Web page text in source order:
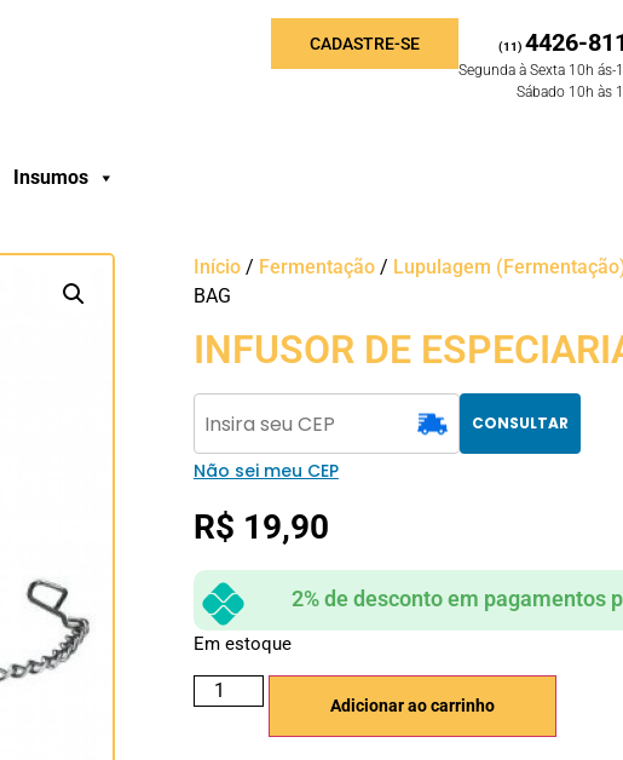
CADASTRE-SE (11) 4426-
Segunda à Sexta 10h ás-
Sábado 10h às
Insumos
Início/ Fermentação/ Lupulagem
BAG
INFUSOR DE
CONSULTAR
Não sei meu CEP
R$ 19,90
2% de desconto em pagamentos
Em estoque
Adicionar ao carrinho